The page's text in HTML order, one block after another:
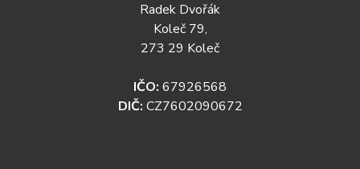
Radek Dvořák
Koleč 79,
273 29 Koleč
IČO: 67926568
DIČ: CZ7602090672